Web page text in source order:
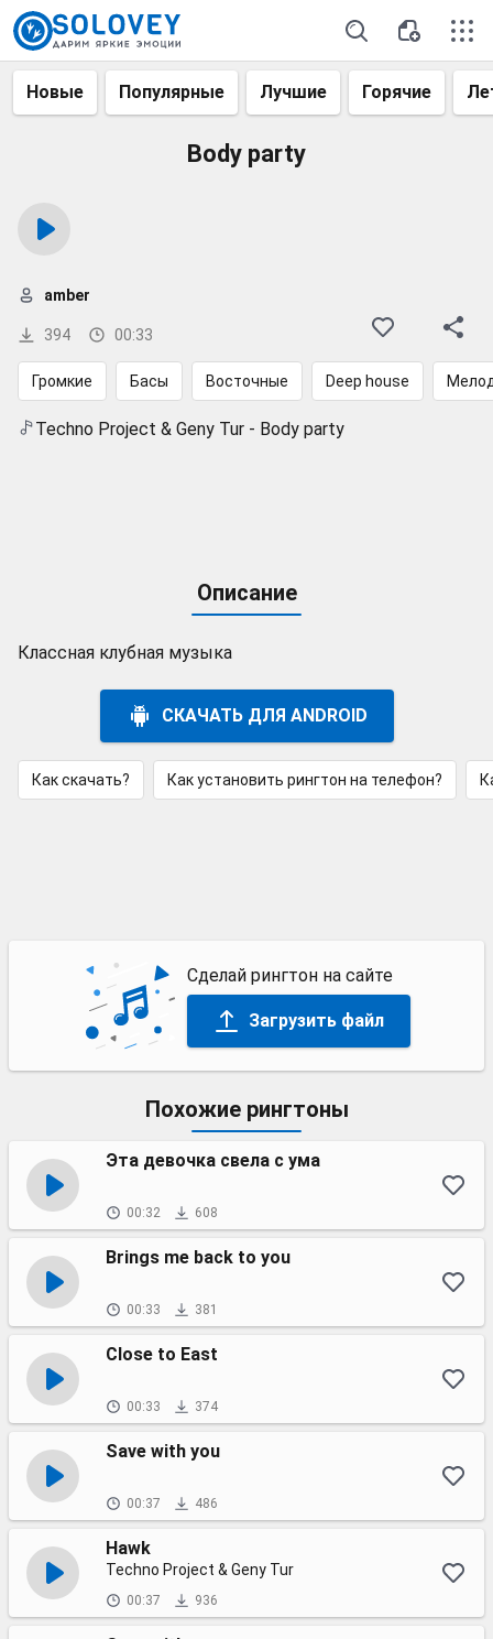
Новые Популярные Лучшие Горячие
Body party
394 00:33
amber
Громкие Басы Восточные Deep house
Techno Project & Geny Tur - Body party
Описание
Классная клубная музыка
СКАЧАТЬ ДЛЯ ANDROID
Как скачать? Как установить рингтон на телефон?
Сделай рингтон на сайте
Загрузить файл
Похожие рингтоны
Эта девочка свела с ума
00:32 608
Brings me back to you
00:33 381
Close to East
00:33 374
Save with you
00:37 486
Hawk
Techno Project & Geny Tur
00:37 936